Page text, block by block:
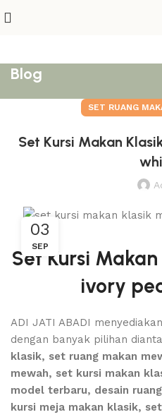
Blog
SET RUANG
Set Kursi Makan
03
SEP
Set Kursi
ivory
ADI JATI ABADI
dengan banyak pilihan
klasik, set ruang makan
mewah, set kursi makan
model terbaru, desain
kursi meja makan klasik,